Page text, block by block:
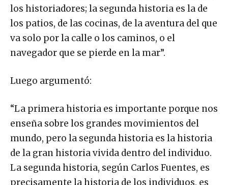
los historiadores; la segunda historia es la de
los patios, de las cocinas, de la aventura del que
va solo por la calle o los caminos, o el
navegador que se pierde en la mar”.
Luego argumentó:
“La primera historia es importante porque nos
enseña sobre los grandes movimientos del
mundo, pero la segunda historia es la historia
de la gran historia vivida dentro del individuo.
La segunda historia, según Carlos Fuentes, es
precisamente la historia de los individuos, es